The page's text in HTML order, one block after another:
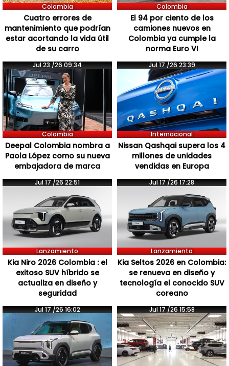
Colombia
Cuatro errores de
mantenimiento que podrían
estar acortando la vida útil
de su carro
Colombia
El 94 por ciento de los
camiones nuevos en
Colombia ya cumple la
norma Euro VI
Jul 23 /26 09:34
Colombia
Deepal Colombia nombra a
Paola López como su nueva
embajadora de marca
Jul 17 /26 23:39
Internacional
Nissan Qashqai supera los 4
millones de unidades
vendidas en Europa
Jul 17 /26 22:51
Lanzamiento
Kia Niro 2026 Colombia : el
exitoso SUV híbrido se
actualiza en diseño y
seguridad
Jul 17 /26 17:28
Lanzamiento
Kia Seltos 2026 en Colombia:
se renueva en diseño y
tecnología el conocido SUV
coreano
Jul 17 /26 16:02 Jul 17 /26 15:58